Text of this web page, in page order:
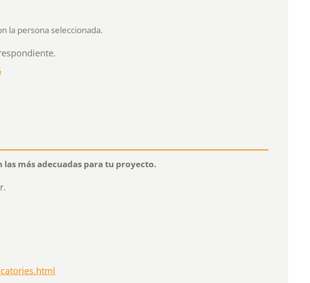
la persona seleccionada.
las más adecuadas para tu proyecto.